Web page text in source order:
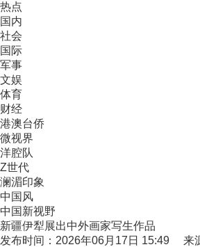
热点
国内
社会
国际
军事
文娱
体育
财经
港澳台侨
微视界
洋腔队
Z世代
澜湄印象
中国风
中国新视野
新疆伊犁展出中外画家写生作品
发布时间：2026年06月17日 15:49 来